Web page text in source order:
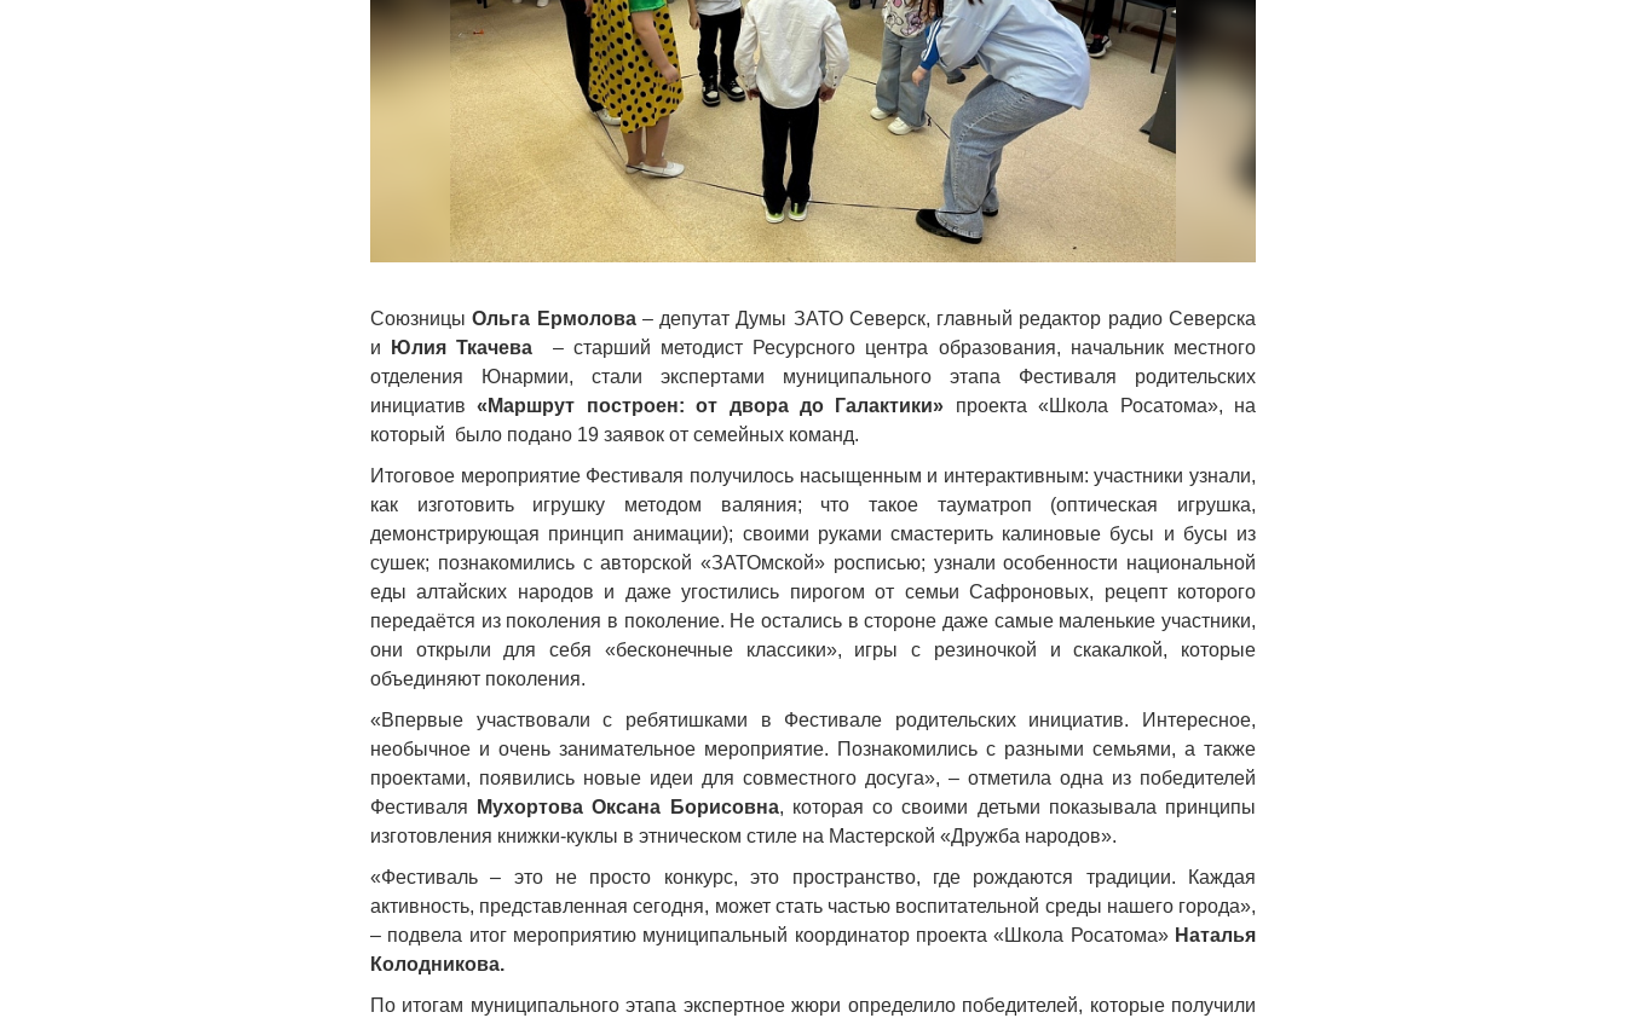
СоюзницыОльга Ермолова– депутат Думы ЗАТО Северск, главный редактор радио Северска
и
Юлия Ткачева – старший методист Ресурсного центра образования, начальник местного
отделения Юнармии, стали экспертами муниципального этапа Фестиваля родительских
инициатив«Маршрут построен: от двора до Галактики» проекта «Школа Росатома», на
который было подано 19 заявок от семейных команд.
Итоговое мероприятие Фестиваля получилось насыщенным и интерактивным: участники узнали,
как изготовить игрушку методом валяния; что такое тауматроп (оптическая игрушка,
демонстрирующая принцип анимации); своими руками смастерить калиновые бусы и бусы из
сушек; познакомились с авторской «ЗАТОмской» росписью; узнали особенности национальной
еды алтайских народов и даже угостились пирогом от семьи Сафроновых, рецепт которого
передаётся из поколения в поколение. Не остались в стороне даже самые маленькие участники,
они открыли для себя «бесконечные классики», игры с резиночкой и скакалкой, которые
объединяют поколения.
«Впервые участвовали с ребятишками в Фестивале родительских инициатив. Интересное,
необычное и очень занимательное мероприятие. Познакомились с разными семьями, а также
проектами, появились новые идеи для совместного досуга», – отметила одна из победителей
Фестиваля
Мухортова Оксана Борисовна, которая со своими детьми показывала принципы
изготовления книжки-куклы в этническом стиле на Мастерской «Дружба народов».
«Фестиваль – это не просто конкурс, это пространство, где рождаются традиции. Каждая
активность, представленная сегодня, может стать частью воспитательной среды нашего города»,
– подвела итог мероприятию муниципальный координатор проекта «Школа Росатома»Наталья
Колодникова.
По итогам муниципального этапа экспертное жюри определило победителей, которые получили